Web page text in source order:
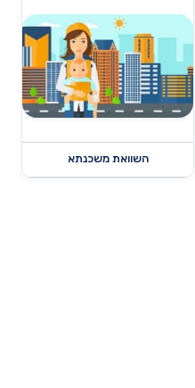
השוואת משכנתא